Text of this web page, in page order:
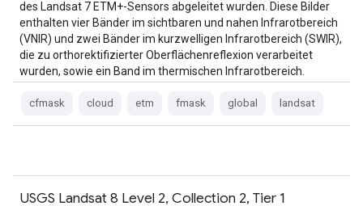
des Landsat 7 ETM+-Sensors abgeleitet wurden. Diese Bilder
enthalten vier Bänder im sichtbaren und nahen Infrarotbereich
(VNIR) und zwei Bänder im kurzwelligen Infrarotbereich (SWIR),
die zu orthorektifizierter Oberflächenreflexion verarbeitet
wurden, sowie ein Band im thermischen Infrarotbereich.
cfmask cloud etm fmask global landsat
USGS Landsat 8 Level 2, Collection 2, Tier 1